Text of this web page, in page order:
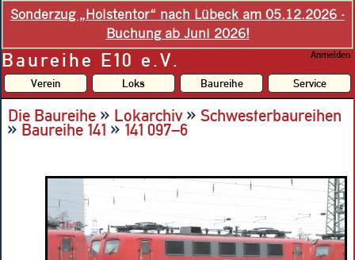
Sonderzug „Holstentor“ nach Lübeck am 05.12.2026 -
Buchung ab Juni 2026!
Baureihe E10 e.V. Anmelden
Verein Loks Baureihe Service
Die Baureihe » Lokarchiv» Schwesterbaureihen
»Baureihe 141 »141 097–6